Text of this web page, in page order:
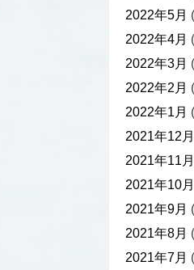
2022年5月
2022年4月
2022年3月
2022年2月
2022年1月
2021年12月
2021年11月
2021年10月
2021年9月
2021年8月
2021年7月